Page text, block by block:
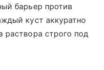
барьер против
куст аккуратно
раствора строго под